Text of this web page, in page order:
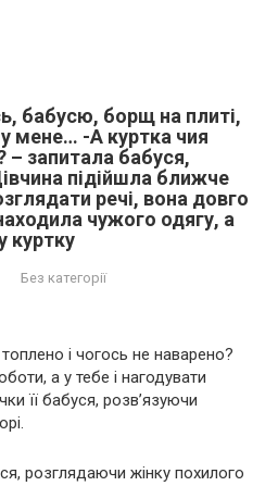
бабусю, борщ на плиті,
мене… -А куртка чия
– запитала бабуся,
підійшла ближче
речі, вона довго
чужого одягу, а
куртку
Без категорії
і чогось не наварено?
а у тебе і нагодувати
її бабуся, розв’язуючи
розглядаючи жінку похилого